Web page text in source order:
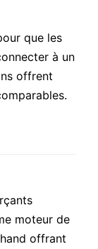
que les
à un
offrent
moteur de
offrant